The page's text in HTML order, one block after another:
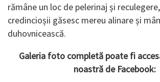
rămâne un loc de pelerinaj și
credincioșii găsesc mereu alinare și
duhovnicească.
Galeria foto completă poate fi
noastră de Facebook: